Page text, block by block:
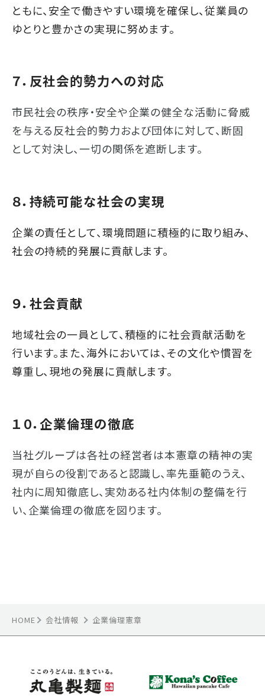
ともに、安全で働きやすい環境を確保し、従業員の
ゆとりと豊かさの実現に努めます。
７．反社会的勢力への対応
市民社会の秩序・安全や企業の健全な活動に脅威
を与える反社会的勢力および団体に対して、断固
として対決し、一切の関係を遮断します。
８．持続可能な社会の実現
企業の責任として、環境問題に積極的に取り組み、
社会の持続的発展に貢献します。
９．社会貢献
地域社会の一員として、積極的に社会貢献活動を
行います。また、海外においては、その文化や慣習を
尊重し、現地の発展に貢献します。
１０．企業倫理の徹底
当社グループは各社の経営者は本憲章の精神の実
現が自らの役割であると認識し、率先垂範のうえ、
社内に周知徹底し、実効ある社内体制の整備を行
い、企業倫理の徹底を図ります。
HOME 会社情報 企業倫理憲章